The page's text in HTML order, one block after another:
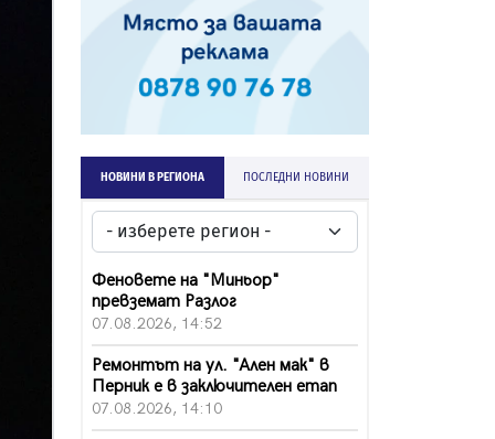
НОВИНИ В РЕГИОНА ПОСЛЕДНИ НОВИНИ
Феновете на "Миньор"
превземат Разлог
07.08.2026, 14:52
Ремонтът на ул. "Ален мак" в
Перник е в заключителен етап
07.08.2026, 14:10